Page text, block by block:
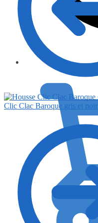
€
Clic Clac Baroque gris et noir